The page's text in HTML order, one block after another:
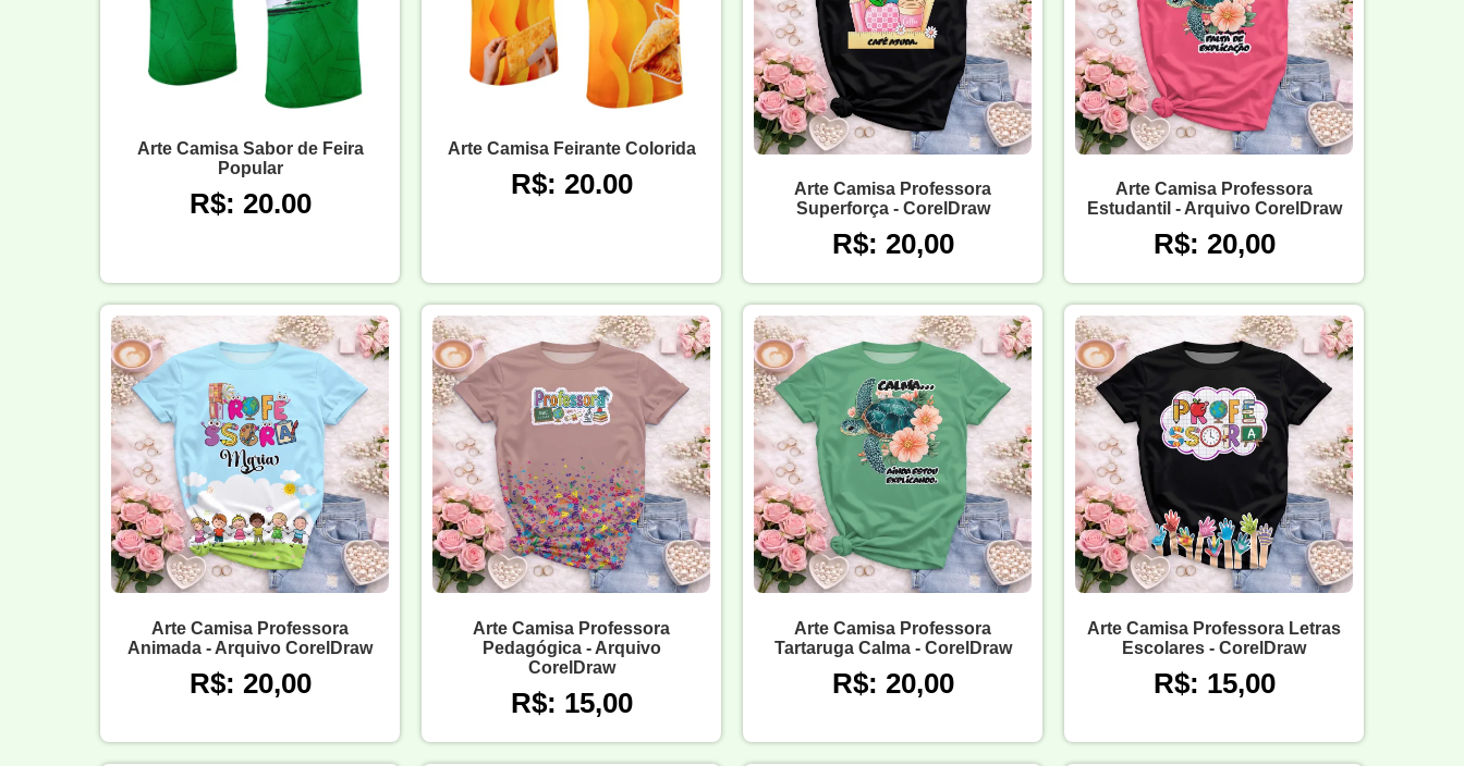
Arte Camisa Sabor de Feira
Popular
R$: 20.00
Arte Camisa Feirante Colorida
R$: 20.00
Arte Camisa Professora
Superforça - CorelDraw
R$: 20,00
Arte Camisa Professora
Estudantil - Arquivo CorelDraw
R$: 20,00
Arte Camisa Professora
Animada - Arquivo CorelDraw
R$: 20,00
Arte Camisa Professora
Pedagógica - Arquivo
CorelDraw
R$: 15,00
Arte Camisa Professora
Tartaruga Calma - CorelDraw
R$: 20,00
Arte Camisa Professora Letras
Escolares - CorelDraw
R$: 15,00